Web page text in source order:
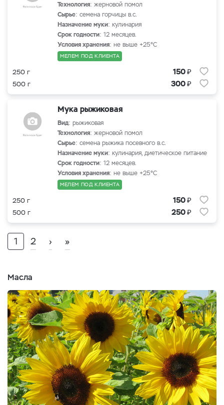
Технология: жерновой помол
Сырье: семена горчицы в.с.
Назначение муки: кулинария
Срок годности: 12 месяцев.
Условия хранения: не выше +25°С
МЕЛЕМ ПОД КЛИЕНТА
250 г 150₽
500 г 300₽
Мука рыжиковая
Вид: рыжиковая
Технология: жерновой помол
Сырье: семена рыжика посевного в.с.
Назначение муки: кулинария, диетическое питание
Срок годности: 12 месяцев.
Условия хранения: не выше +25°С
МЕЛЕМ ПОД КЛИЕНТА
250 г 150₽
500 г 250₽
1 2 › »
Масла